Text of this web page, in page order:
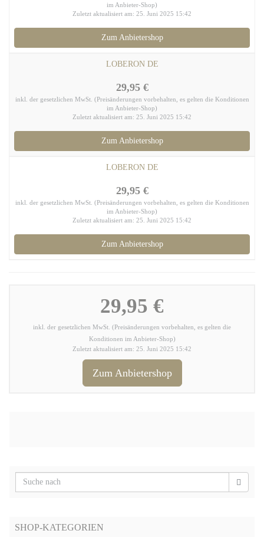
im Anbieter-Shop)
Zuletzt aktualisiert am: 25. Juni 2025 15:42
Zum Anbietershop
LOBERON DE
29,95 €
inkl. der gesetzlichen MwSt. (Preisänderungen vorbehalten, es gelten die Konditionen
im Anbieter-Shop)
Zuletzt aktualisiert am: 25. Juni 2025 15:42
Zum Anbietershop
LOBERON DE
29,95 €
inkl. der gesetzlichen MwSt. (Preisänderungen vorbehalten, es gelten die Konditionen
im Anbieter-Shop)
Zuletzt aktualisiert am: 25. Juni 2025 15:42
Zum Anbietershop
29,95 €
inkl. der gesetzlichen MwSt. (Preisänderungen vorbehalten, es gelten die
Konditionen im Anbieter-Shop)
Zuletzt aktualisiert am: 25. Juni 2025 15:42
Zum Anbietershop
SHOP-KATEGORIEN